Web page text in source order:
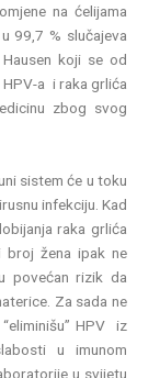
na ćelijama
99,7 % slučajeva
koji se od
a i raka grlića
zbog svog
sistem će u toku
infekciju. Kad
raka grlića
broj žena ipak ne
povećan rizik da
Za sada ne
HPV iz
u imunom
u svijetu